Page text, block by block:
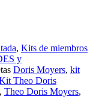
, Kits de miembros
y
Doris Moyers, kit
Theo Doris
, Theo Doris Moyers,